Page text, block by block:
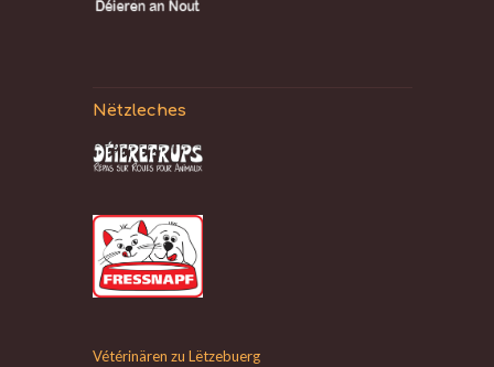
Nëtzleches
Vétérinären zu Lëtzebuerg